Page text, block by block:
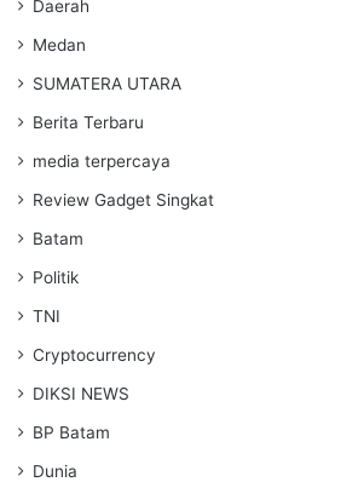
Daerah
Medan
SUMATERA UTARA
Berita Terbaru
media terpercaya
Review Gadget Singkat
Batam
Politik
TNI
Cryptocurrency
DIKSI NEWS
BP Batam
Dunia